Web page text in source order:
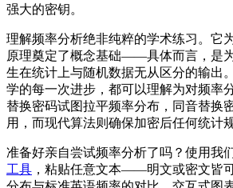
强大的密钥。
理解频率分析绝非纯粹的学术练习。它
原理奠定了概念基础——具体而言，是
生在统计上与随机数据无从区分的输出
学的每一次进步，都可以理解为对频率
替换密码试图拉平频率分布，同音替换
用，而现代算法则确保加密后任何统计
准备好亲自尝试频率分析了吗？使用我
工具 ，粘贴任意文本——明文或密文